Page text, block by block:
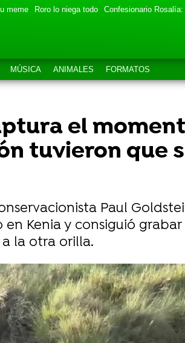
meme Roro lo niega todo Confesionario Rosalía:
MÚSICA ANIMALES FORMATOS
el
tuvieron que
Paul
en Kenia y consiguió
la otra orilla.